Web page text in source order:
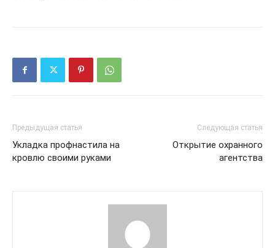
Предыдущая статья
Укладка профнастила на
кровлю своими руками
Следующая статья
Открытие охранного
агентства